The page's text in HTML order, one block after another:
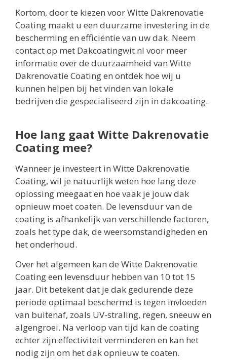
Kortom, door te kiezen voor Witte Dakrenovatie
Coating maakt u een duurzame investering in de
bescherming en efficiëntie van uw dak. Neem
contact op met Dakcoatingwit.nl voor meer
informatie over de duurzaamheid van Witte
Dakrenovatie Coating en ontdek hoe wij u
kunnen helpen bij het vinden van lokale
bedrijven die gespecialiseerd zijn in dakcoating.
Hoe lang gaat Witte Dakrenovatie
Coating mee?
Wanneer je investeert in Witte Dakrenovatie
Coating, wil je natuurlijk weten hoe lang deze
oplossing meegaat en hoe vaak je jouw dak
opnieuw moet coaten. De levensduur van de
coating is afhankelijk van verschillende factoren,
zoals het type dak, de weersomstandigheden en
het onderhoud.
Over het algemeen kan de Witte Dakrenovatie
Coating een levensduur hebben van 10 tot 15
jaar. Dit betekent dat je dak gedurende deze
periode optimaal beschermd is tegen invloeden
van buitenaf, zoals UV-straling, regen, sneeuw en
algengroei. Na verloop van tijd kan de coating
echter zijn effectiviteit verminderen en kan het
nodig zijn om het dak opnieuw te coaten.